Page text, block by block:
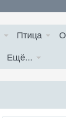
Птица
Ещё...